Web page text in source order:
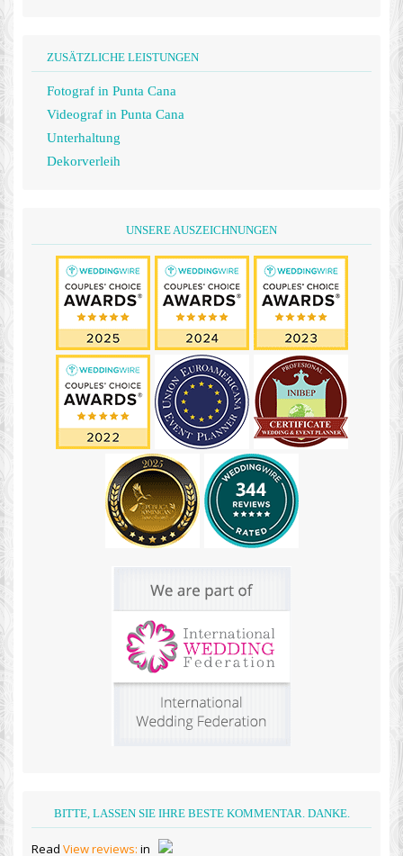
ZUSÄTZLICHE LEISTUNGEN
Fotograf in Punta Cana
Videograf in Punta Cana
Unterhaltung
Dekorverleih
UNSERE AUSZEICHNUNGEN
BITTE, LASSEN SIE IHRE BESTE KOMMENTAR. DANKE.
Read View reviews: in